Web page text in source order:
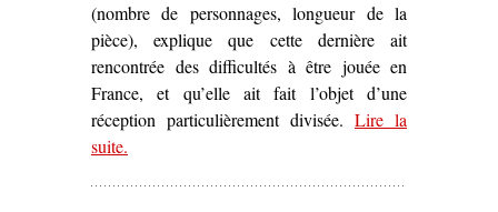
(nombre de personnages, longueur de la
pièce), explique que cette dernière ait
rencontrée des difficultés à être jouée en
France, et qu’elle ait fait l’objet d’une
réception particulièrement divisée. Lire la
suite– ‘La Commune
.